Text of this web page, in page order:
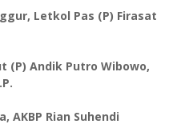
Letkol Pas (P) Firasat
(P) Andik Putro Wibowo,
AKBP Rian Suhendi